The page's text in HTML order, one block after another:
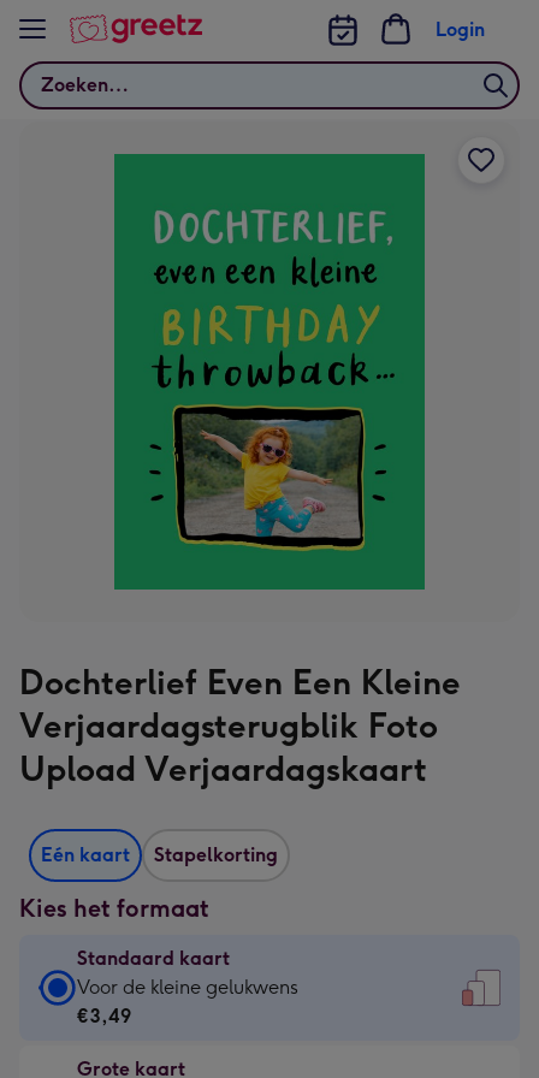
Bekijk meer
Zoeken
Login
Dochterlief Even Een Kleine
Verjaardagsterugblik Foto
Upload Verjaardagskaart
Eén kaart Stapelkorting
Kies het formaat
Standaard kaart
Standaard
kaart
€3,49
Voor de kleine gelukwens
€3,49
Grote kaart